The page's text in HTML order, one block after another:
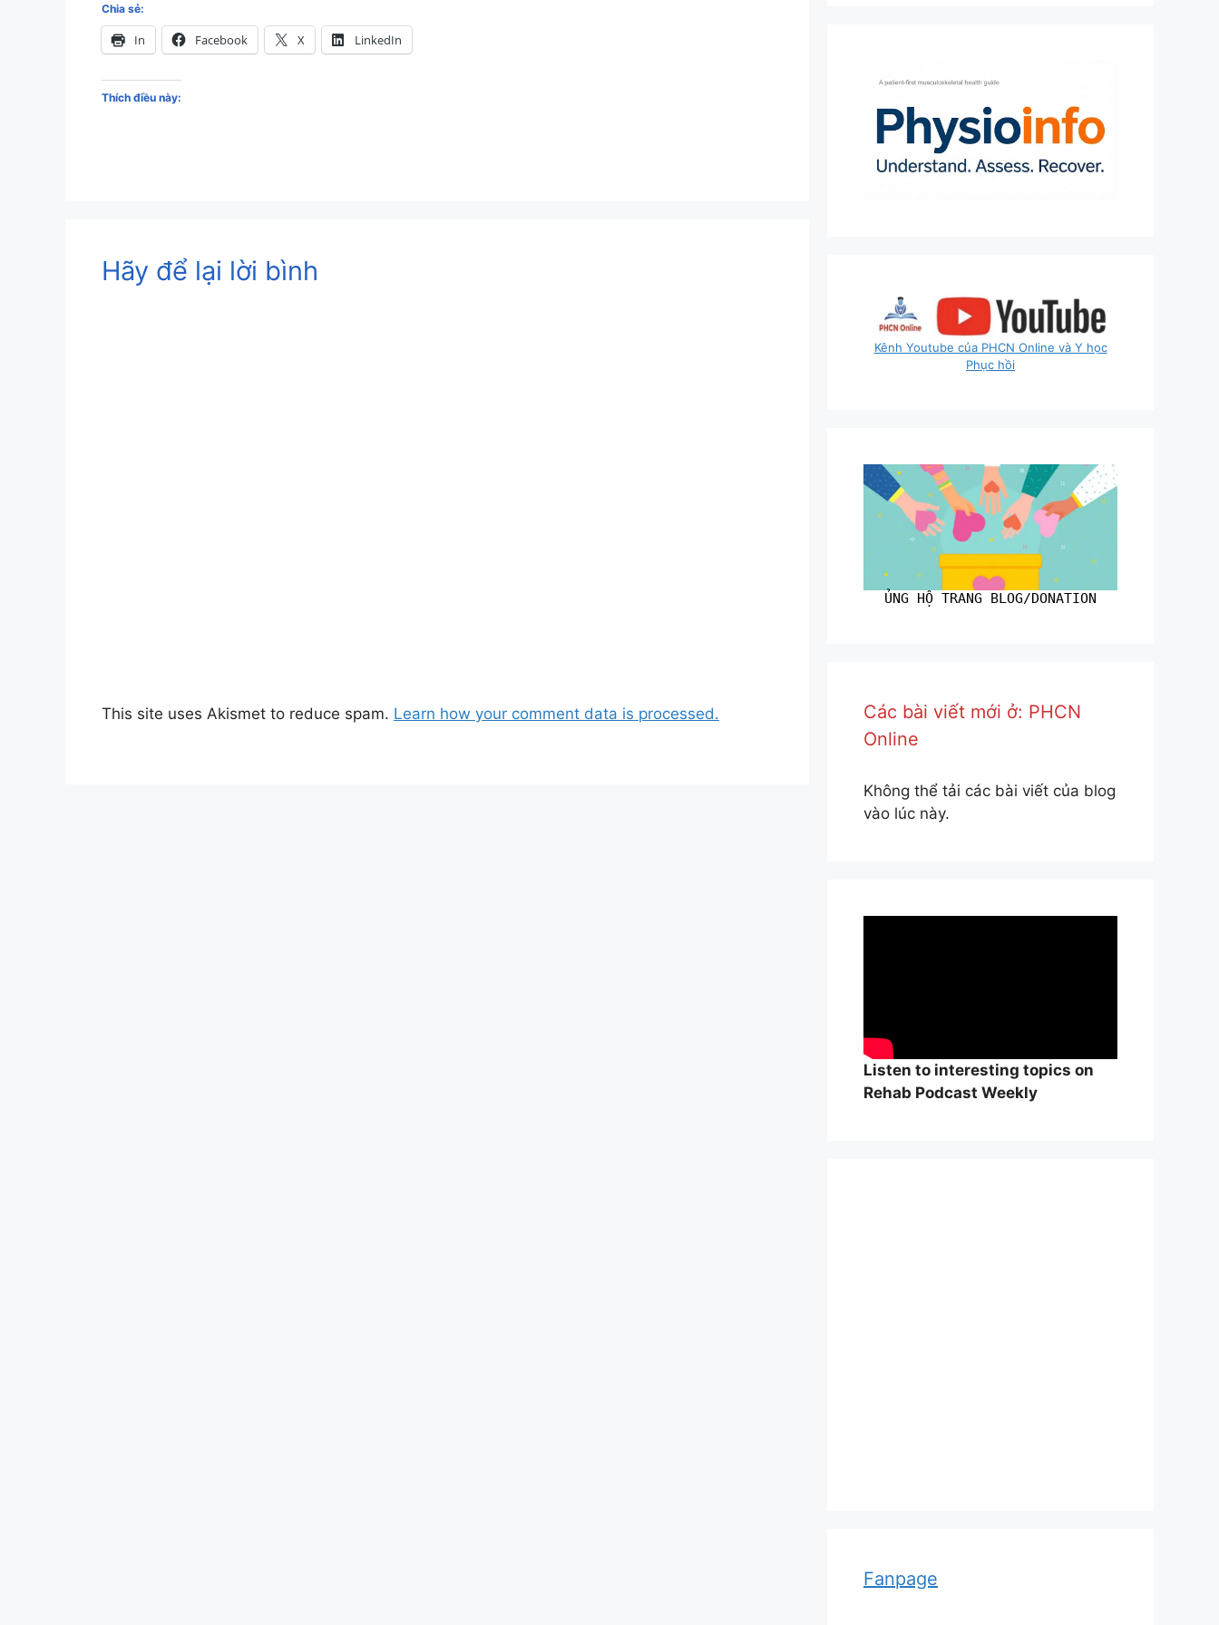
Chia sẻ:
In Facebook X LinkedIn
Thích điều này:
Hãy để lại lời bình
This site uses Akismet to reduce spam. Learn how your comment data is processed.
Kênh Youtube của PHCN Online và Y học
Phục hồi
ỦNG HỘ TRANG BLOG/DONATION
Các bài viết mới ở: PHCN
Online
Không thể tải các bài viết của blog
vào lúc này.
Listen to interesting topics on
Rehab Podcast Weekly
Fanpage